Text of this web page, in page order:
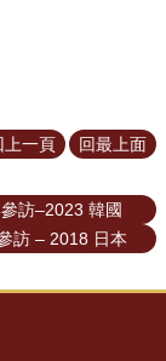
上一頁 回最上面
訪–2023 韓國
訪 – 2018 日本